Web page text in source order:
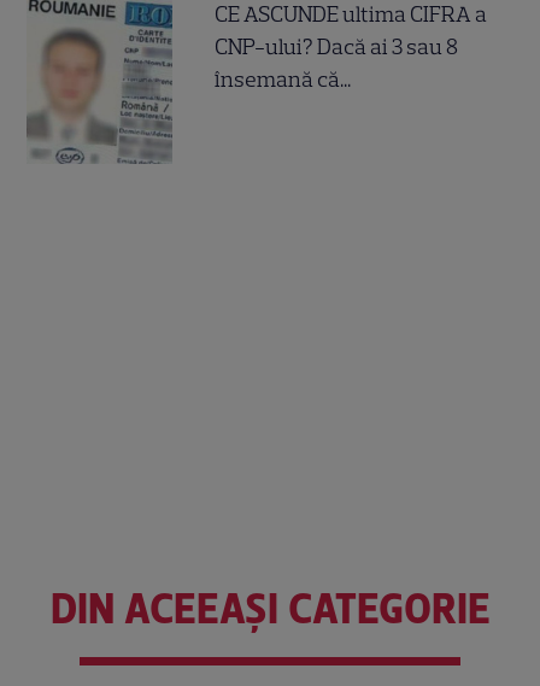
CE ASCUNDE ultima CIFRA a
CNP-ului? Dacă ai 3 sau 8
însemană că...
DIN ACEEAȘI CATEGORIE